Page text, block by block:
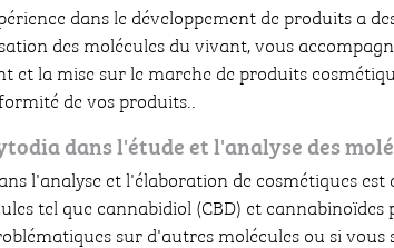
dans le développement de produits a
des molécules du vivant, vous
et la mise sur le marche de produits
de vos produits..
dans l'étude et l'analyse des
l'analyse et l'élaboration de cosmétiques
tel que cannabidiol (CBD) et
sur d'autres molécules ou si